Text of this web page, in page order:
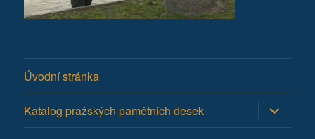
Úvodní stránka
Katalog pražských pamětních desek Zobrazit
položky